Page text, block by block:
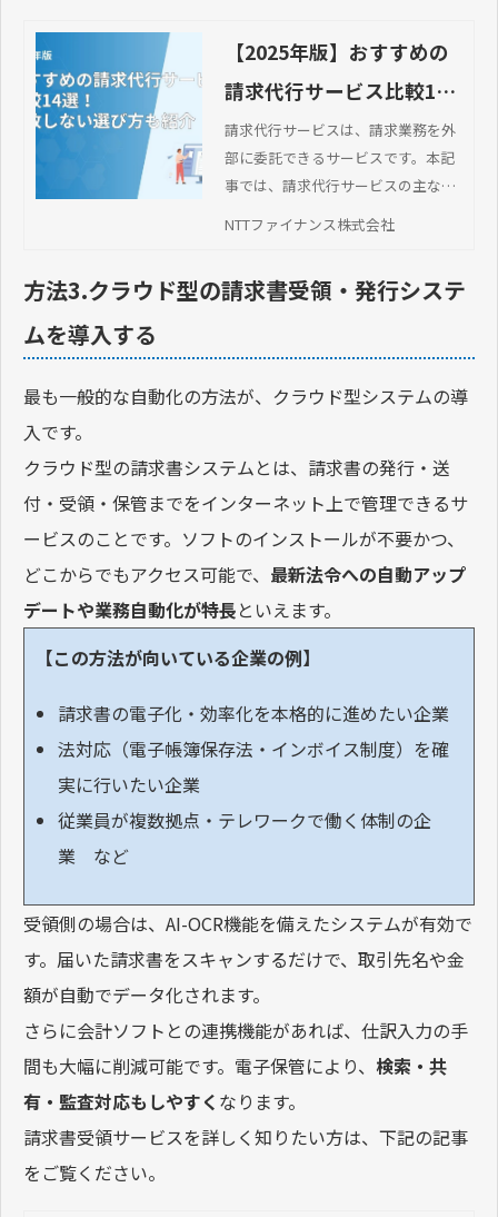
【2025年版】おすすめの
請求代行サービス比較14
選！失敗しない選び方も
紹介
請求代行サービスは、請求業務を外
部に委託できるサービスです。本記
事では、請求代行サービスの主な機
能や導入メリット・選び方・おすす
NTTファイナンス株式会社
方法3.クラウド型の請求書受領・発行システ
ムを導入する
最も一般的な自動化の方法が、クラウド型システムの導
入です。
クラウド型の請求書システムとは、請求書の発行・送
付・受領・保管までをインターネット上で管理できるサ
ービスのことです。ソフトのインストールが不要かつ、
どこからでもアクセス可能で、 最新法令への自動アップ
デートや業務自動化が特長といえます。
【この方法が向いている企業の例】
請求書の電子化・効率化を本格的に進めたい企業
法対応（電子帳簿保存法・インボイス制度）を確
実に行いたい企業
従業員が複数拠点・テレワークで働く体制の企
業 など
受領側の場合は、AI-OCR機能を備えたシステムが有効で
す。届いた請求書をスキャンするだけで、取引先名や金
額が自動でデータ化されます。
さらに会計ソフトとの連携機能があれば、仕訳入力の手
間も大幅に削減可能です。電子保管により、 検索・共
有・監査対応もしやすく なります。
請求書受領サービスを詳しく知りたい方は、下記の記事
をご覧ください。